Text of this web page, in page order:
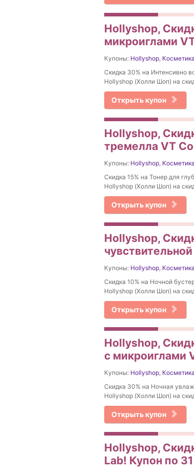
Hollyshop,
микроиглами
Купоны: Hollyshop, Косметика
Скидка 30% на Интенсивно
Hollyshop (Холли Шоп) на
Открыть купон
Hollyshop,
тремелла VT
Купоны: Hollyshop, Косметика
Скидка 15% на Тонер для
Hollyshop (Холли Шоп) на
Открыть купон
Hollyshop,
Купоны: Hollyshop, Косметика
Скидка 10% на Ночной
Hollyshop (Холли Шоп) на
Открыть купон
Hollyshop,
с микроиглами
Купоны: Hollyshop, Косметика
Скидка 30% на Ночная
Hollyshop (Холли Шоп) на
Открыть купон
Hollyshop,
Lab! Купон по